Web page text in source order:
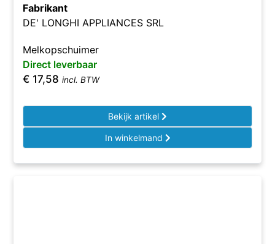
Fabrikant
DE' LONGHI APPLIANCES SRL
Melkopschuimer
Direct leverbaar
€ 17,58 incl. BTW
Bekijk artikel
In winkelmand